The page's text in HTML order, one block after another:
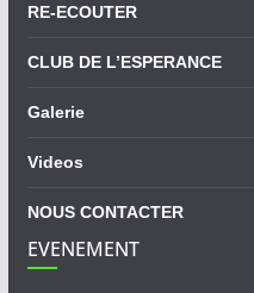
RE-ECOUTER
CLUB DE L’ESPERANCE
Galerie
Videos
NOUS CONTACTER
EVENEMENT